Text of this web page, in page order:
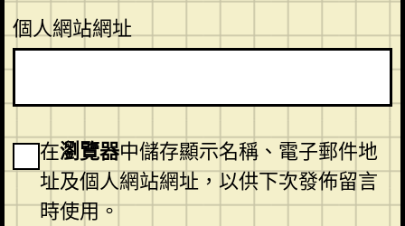
個人網站網址
在瀏覽器中儲存顯示名稱、電子郵件地
址及個人網站網址，以供下次發佈留言
時使用。